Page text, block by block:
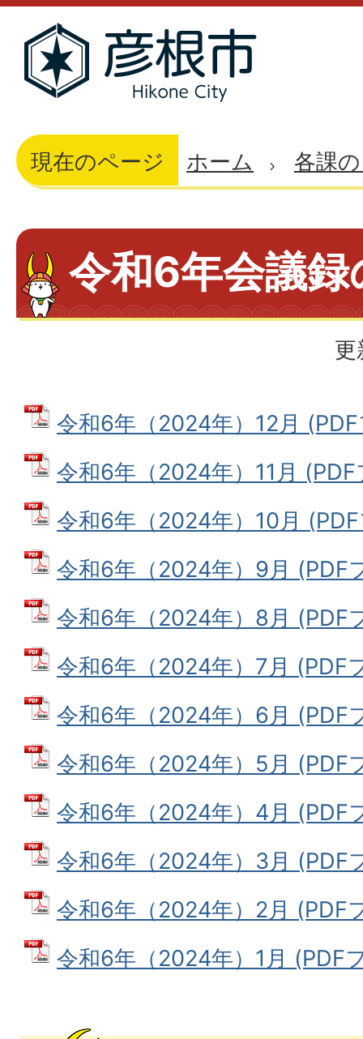
現在のページ ホーム 各課
令和6年会議録
更
令和6年（2024年）12月
令和6年（2024年）11月
令和6年（2024年）10月
令和6年（2024年）9月 (PDF
令和6年（2024年）8月 (PDF
令和6年（2024年）7月 (PDF
令和6年（2024年）6月 (PDF
令和6年（2024年）5月 (PDF
令和6年（2024年）4月 (PDF
令和6年（2024年）3月 (PDF
令和6年（2024年）2月 (PDF
令和6年（2024年）1月 (PDF